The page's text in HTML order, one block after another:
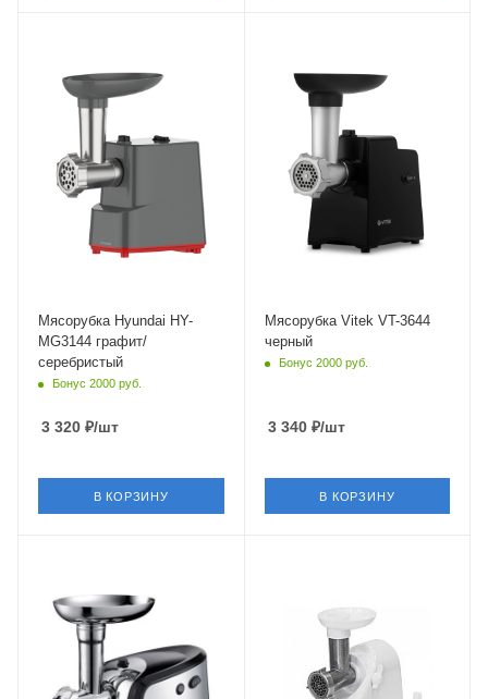
Мясорубка Hyundai HY-
MG3144 графит/
серебристый
Бонус 2000 руб.
3 320 ₽/шт
В КОРЗИНУ
Мясорубка Vitek VT-3644
черный
Бонус 2000 руб.
3 340₽/шт
В КОРЗИНУ